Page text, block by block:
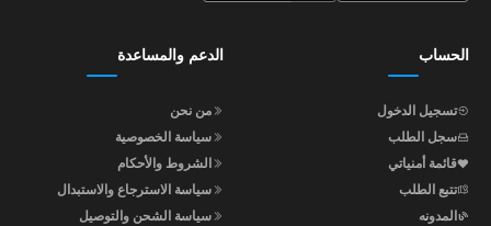
الحساب
تسجيل الدخول
سجل الطلب
قائمة أمنياتي
تتبع الطلب
المدونه
الدعم والمساعدة
من نحن
سياسة الخصوصية
الشروط والأحكام
سياسة الاسترجاع والاستبدال
سياسة الشحن والتوصيل